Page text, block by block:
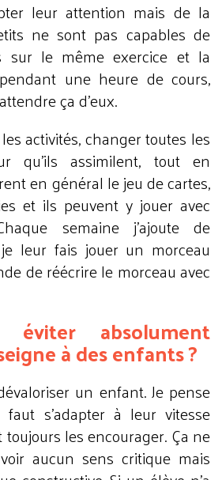
leur attention mais de la
ne sont pas capables de
sur le même exercice et la
une heure de cours,
ça d’eux.
activités, changer toutes les
qu’ils assimilent, tout en
en général le jeu de cartes,
et ils peuvent y jouer avec
semaine j’ajoute de
leur fais jouer un morceau
de réécrire le morceau avec
absolument
à des enfants ?
un enfant. Je pense
s’adapter à leur vitesse
toujours les encourager. Ça ne
aucun sens critique mais